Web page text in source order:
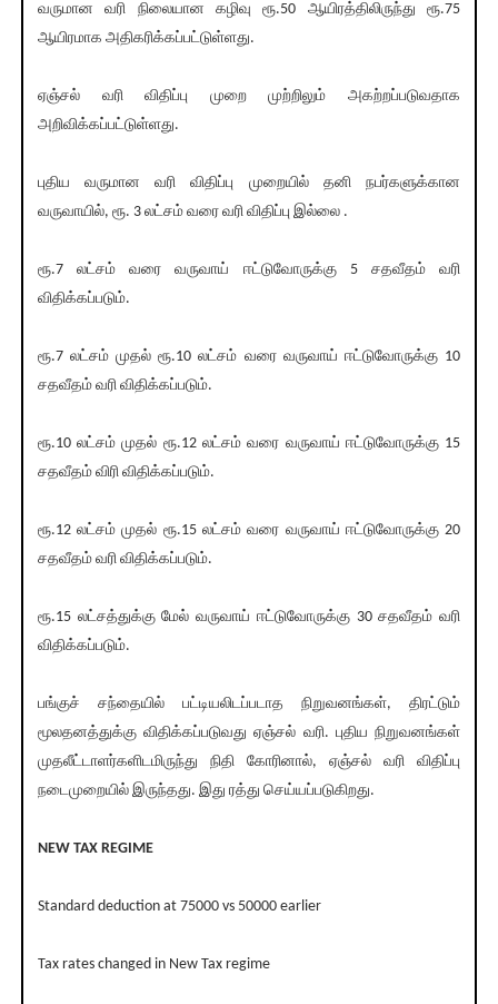
வருமான வரி நிலையான கழிவு ரூ.50 ஆயிரத்திலிருந்து ரூ.75
ஆயிரமாக அதிகரிக்கப்பட்டுள்ளது.
ஏஞ்சல் வரி விதிப்பு முறை முற்றிலும் அகற்றப்படுவதாக
அறிவிக்கப்பட்டுள்ளது.
புதிய வருமான வரி விதிப்பு முறையில் தனி நபர்களுக்கான
வருவாயில், ரூ. 3 லட்சம் வரை வரி விதிப்பு இல்லை .
ரூ.7 லட்சம் வரை வருவாய் ஈட்டுவோருக்கு 5 சதவீதம் வரி
விதிக்கப்படும்.
ரூ.7 லட்சம் முதல் ரூ.10 லட்சம் வரை வருவாய் ஈட்டுவோருக்கு 10
சதவீதம் வரி விதிக்கப்படும்.
ரூ.10 லட்சம் முதல் ரூ.12 லட்சம் வரை வருவாய் ஈட்டுவோருக்கு 15
சதவீதம் விரி விதிக்கப்படும்.
ரூ.12 லட்சம் முதல் ரூ.15 லட்சம் வரை வருவாய் ஈட்டுவோருக்கு 20
சதவீதம் வரி விதிக்கப்படும்.
ரூ.15 லட்சத்துக்கு மேல் வருவாய் ஈட்டுவோருக்கு 30 சதவீதம் வரி
விதிக்கப்படும்.
பங்குச் சந்தையில் பட்டியலிடப்படாத நிறுவனங்கள், திரட்டும்
மூலதனத்துக்கு விதிக்கப்படுவது ஏஞ்சல் வரி. புதிய நிறுவனங்கள்
முதலீட்டாளர்களிடமிருந்து நிதி கோரினால், ஏஞ்சல் வரி விதிப்பு
நடைமுறையில் இருந்தது. இது ரத்து செய்யப்படுகிறது.
NEW TAX REGIME
Standard deduction at 75000 vs 50000 earlier
Tax rates changed in New Tax regime